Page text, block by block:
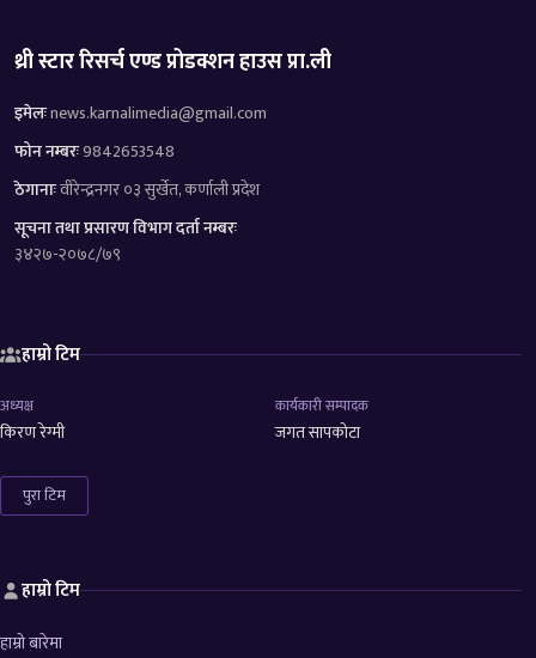
थ्री स्टार रिसर्च एण्ड प्रोडक्शन हाउस प्रा.ली
इमेलःnews.karnalimedia@gmail.com
फोन नम्बरः9842653548
ठेगानाःवीरेन्द्रनगर ०३ सुर्खेत, कर्णाली प्रदेश
सूचना तथा प्रसारण विभाग दर्ता नम्बरः
३४२७-२०७८/७९
हाम्रो टिम
अध्यक्ष
किरण रेग्मी
कार्यकारी सम्पादक
जगत सापकोटा
पुरा टिम
हाम्रो टिम
हाम्रो बारेमा